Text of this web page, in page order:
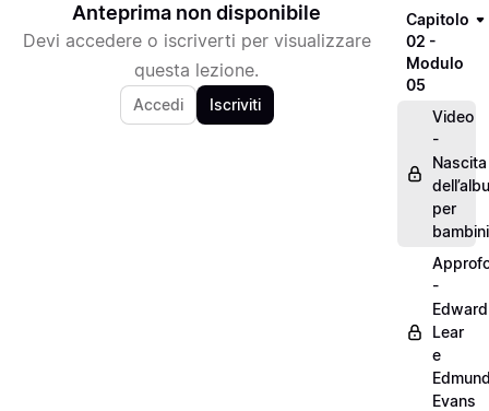
Anteprima non disponibile
Devi accedere o iscriverti per visualizzare
questa lezione.
Accedi Iscriviti
Capitolo
02 -
Modulo
05
Video
-
Nascita
per
bambini
-
Edward
Lear
e
Evans